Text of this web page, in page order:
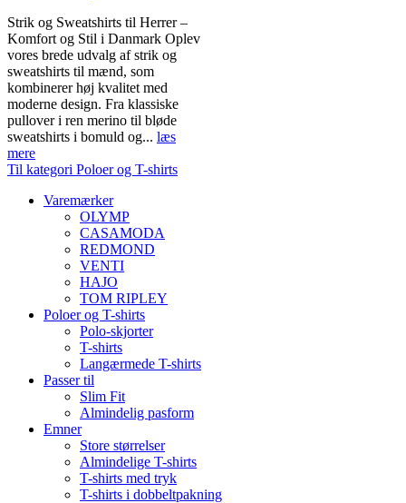
Strik og Sweatshirts til Herrer –
Komfort og Stil i Danmark Oplev
vores brede udvalg af strik og
sweatshirts til mænd, som
kombinerer høj kvalitet med
moderne design. Fra klassiske
pullover i ren merino til bløde
sweatshirts i bomuld og... læs
mere
Til kategori Poloer og T-shirts
Varemærker
OLYMP
CASAMODA
REDMOND
VENTI
HAJO
TOM RIPLEY
Poloer og T-shirts
Polo-skjorter
T-shirts
Langærmede T-shirts
Passer til
Slim Fit
Almindelig pasform
Emner
Store størrelser
Almindelige T-shirts
T-shirts med tryk
T-shirts i dobbeltpakning